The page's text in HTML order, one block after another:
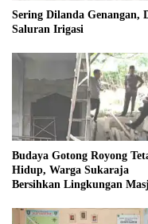
Sering Dilanda Genangan,
Saluran Irigasi
Budaya Gotong Royong
Hidup, Warga Sukaraja
Bersihkan Lingkungan